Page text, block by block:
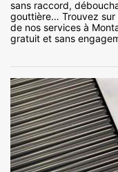
sans raccord,
gouttière… Trouvez sur
de nos services à
gratuit et sans